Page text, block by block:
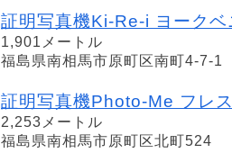
証明写真機Ki-Re-i ヨークベ
1,901メートル
福島県南相馬市原町区南町4-7-1
証明写真機Photo-Me フレ
2,253メートル
福島県南相馬市原町区北町524